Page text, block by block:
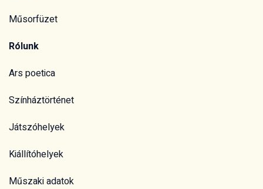
Műsorfüzet
Rólunk
Ars poetica
Színháztörténet
Játszóhelyek
Kiállítóhelyek
Műszaki adatok